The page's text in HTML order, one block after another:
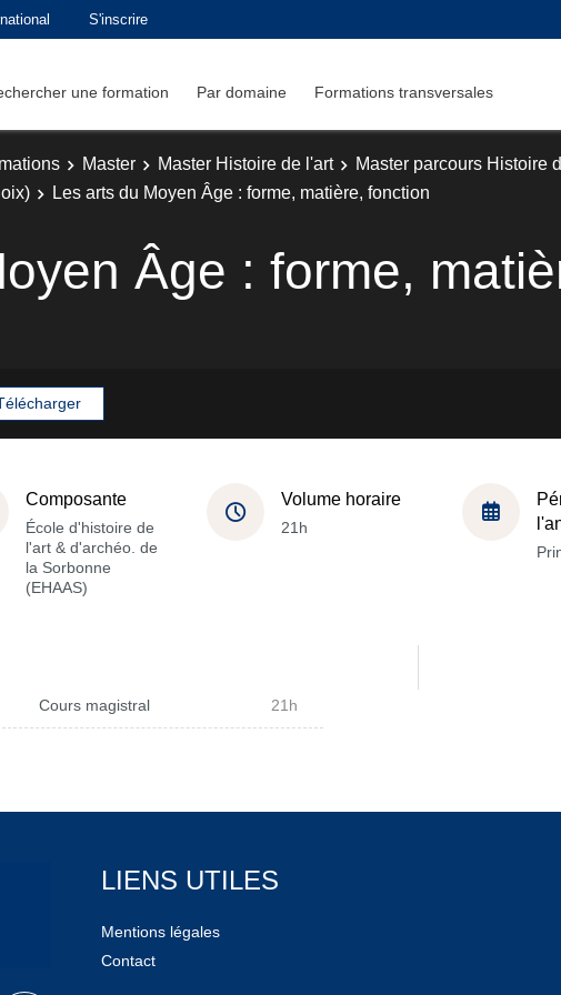
S'inscrire
une formation Par domaine Formations transversales
Master Master Histoire de l'art
Master parcours Histoire
Les arts du Moyen Âge : forme, matière, fonction
Âge : forme,
Composante
École d'histoire de
l'art & d'archéo. de
la Sorbonne
(EHAAS)
Volume horaire
21h
Cours magistral 21h
LIENS UTILES
Mentions légales
Contact